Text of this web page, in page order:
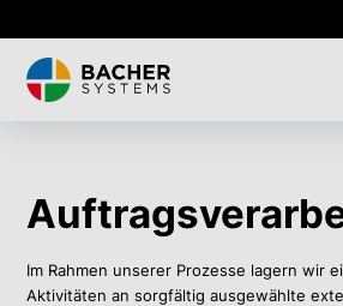
to
main
content
Im Rahmen unserer Prozesse lagern wir
Aktivitäten an sorgfältig ausgewählte